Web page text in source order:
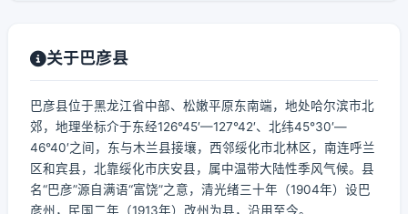
关于巴彦县
巴彦县位于黑龙江省中部、松嫩平原东南端，地处哈尔滨市北
郊，地理坐标介于东经126°45′—127°42′、北纬45°30′—
46°40′之间，东与木兰县接壤，西邻绥化市北林区，南连呼兰
区和宾县，北靠绥化市庆安县，属中温带大陆性季风气候。县
名“巴彦”源自满语“富饶”之意，清光绪三十年（1904年）设巴
彦州，民国二年（1913年）改州为县，沿用至今。